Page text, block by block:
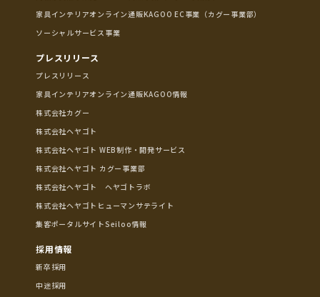
家具インテリアオンライン通販KAGOO EC事業（カグー事業部）
ソーシャルサービス事業
プレスリリース
プレスリリース
家具インテリアオンライン通販KAGOO情報
株式会社カグー
株式会社ヘヤゴト
株式会社ヘヤゴト WEB制作・開発サービス
株式会社ヘヤゴト カグー事業部
株式会社ヘヤゴト ヘヤゴトラボ
株式会社ヘヤゴトヒューマンサテライト
集客ポータルサイトSeiloo情報
採用情報
新卒採用
中途採用